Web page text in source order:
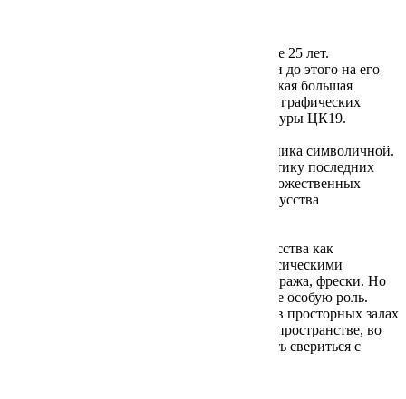
Нурлан Тайиров живёт в Новосибирске уже 25 лет.
Масштабные выставки его работ проходили до этого на его
родине, в Казахстане. А в Новосибирске такая большая
выставка впервые. Более 70 живописных и графических
произведений представлено в Центре культуры ЦК19.
Выставка «Гибель Орфея» стала для художника символичной.
Она сделала видимой его творческую практику последних
десятилетий, вписала процесс поиска и художественных
размышлений в контекст современного искусства
Нурлан работает в области храмового искусства как
художник-монументалист. Он владеет классическими
монументальными техниками мозаики, витража, фрески. Но
станковая живопись играет в его творчестве особую роль.
Поэтому масштабные живописные холсты в просторных залах
ЦК19 – это возможность увидеть работы в пространстве, во
взаимодействии друг с другом, возможность свериться с